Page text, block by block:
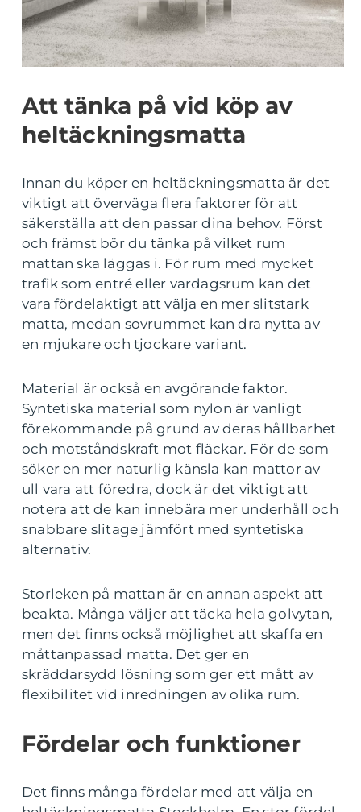
Att tänka på vid köp av
heltäckningsmatta
Innan du köper en heltäckningsmatta är det
viktigt att överväga flera faktorer för att
säkerställa att den passar dina behov. Först
och främst bör du tänka på vilket rum
mattan ska läggas i. För rum med mycket
trafik som entré eller vardagsrum kan det
vara fördelaktigt att välja en mer slitstark
matta, medan sovrummet kan dra nytta av
en mjukare och tjockare variant.
Material är också en avgörande faktor.
Syntetiska material som nylon är vanligt
förekommande på grund av deras hållbarhet
och motståndskraft mot fläckar. För de som
söker en mer naturlig känsla kan mattor av
ull vara att föredra, dock är det viktigt att
notera att de kan innebära mer underhåll och
snabbare slitage jämfört med syntetiska
alternativ.
Storleken på mattan är en annan aspekt att
beakta. Många väljer att täcka hela golvytan,
men det finns också möjlighet att skaffa en
måttanpassad matta. Det ger en
skräddarsydd lösning som ger ett mått av
flexibilitet vid inredningen av olika rum.
Fördelar och funktioner
Det finns många fördelar med att välja en